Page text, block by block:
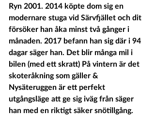
Ryn 2001. 2014 köpte dom sig en
modernare stuga vid Särvfjället och dit
försöker han åka minst två gånger i
månaden. 2017 befann han sig där i 94
dagar säger han. Det blir många mil i
bilen (med ett skratt) På vintern är det
skoteråkning som gäller &
Nysäteruggen är ett perfekt
utgångsläge att ge sig iväg från säger
han med en riktigt säker snötillgång.